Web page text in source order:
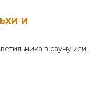
и
в сауну или